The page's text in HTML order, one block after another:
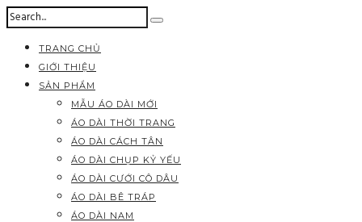
TRANG CHỦ
GIỚI THIỆU
SẢN PHẨM
MẪU ÁO DÀI MỚI
ÁO DÀI THỜI TRANG
ÁO DÀI CÁCH TÂN
ÁO DÀI CHỤP KỶ YẾU
ÁO DÀI CƯỚI CÔ DÂU
ÁO DÀI BÊ TRÁP
ÁO DÀI NAM